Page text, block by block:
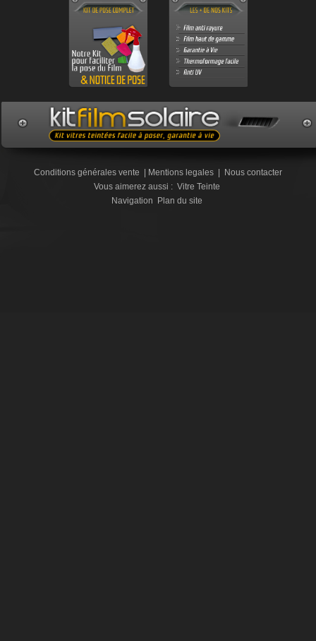
Conditions générales vente | Mentions legales | Nous contacter
Vous aimerez aussi : Vitre Teinte
Navigation Plan du site